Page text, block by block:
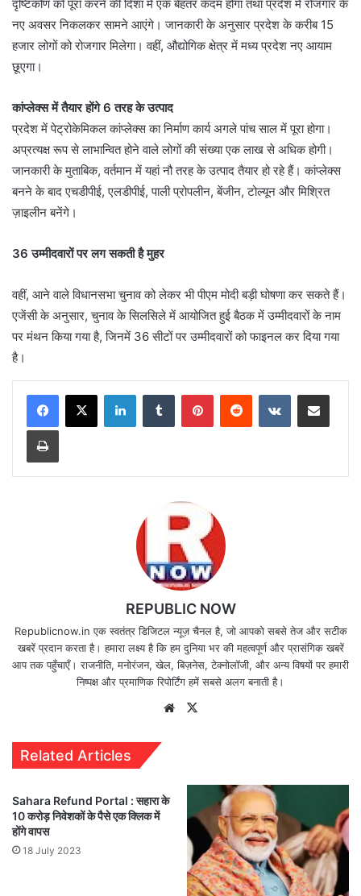
दृष्टिकोण को पूरा करने की दिशा में एक बेहतर कदम होगा तथा प्रदेश में रोजगार के
नए अवसर निकलकर सामने आएंगे। जानकारी के अनुसार प्रदेश के करीब 15
हजार लोगों को रोजगार मिलेगा। वहीं, औद्योगिक क्षेत्र में मध्य प्रदेश नए आयाम
छूएगा।
कांप्लेक्स में तैयार होंगे 6 तरह के उत्पाद
प्रदेश में पेट्रोकेमिकल कांप्लेक्स का निर्माण कार्य अगले पांच साल में पूरा होगा।
अप्रत्यक्ष रूप से लाभान्वित होने वाले लोगों की संख्या एक लाख से अधिक होगी।
जानकारी के मुताबिक, वर्तमान में यहां नौ तरह के उत्पाद तैयार हो रहे हैं। कांप्लेक्स
बनने के बाद एचडीपीई, एलडीपीई, पाली प्रोपलीन, बेंजीन, टोल्यून और मिश्रित
ज़ाइलीन बनेंगे।
36 उम्मीदवारों पर लग सकती है मुहर
वहीं, आने वाले विधानसभा चुनाव को लेकर भी पीएम मोदी बड़ी घोषणा कर सकते हैं।
एजेंसी के अनुसार, चुनाव के सिलसिले में आयोजित हुई बैठक में उम्मीदवारों के नाम
पर मंथन किया गया है, जिनमें 36 सीटों पर उम्मीदवारों को फाइनल कर दिया गया
है।
LinkedInTumblr PinterestReddit VKontakteShare via Email
Print
REPUBLIC NOW
Republicnow.in एक स्वतंत्र डिजिटल न्यूज़ चैनल है, जो आपको सबसे तेज और सटीक
खबरें प्रदान करता है। हमारा लक्ष्य है कि हम दुनिया भर की महत्वपूर्ण और प्रासंगिक खबरें
आप तक पहुँचाएँ। राजनीति, मनोरंजन, खेल, बिज़नेस, टेक्नोलॉजी, और अन्य विषयों पर हमारी
निष्पक्ष और प्रमाणिक रिपोर्टिंग हमें सबसे अलग बनाती है।
Website
Related Articles
Sahara Refund Portal : सहारा के
10 करोड़ निवेशकों के पैसे एक क्लिक में
होंगे वापस
18 July 2023